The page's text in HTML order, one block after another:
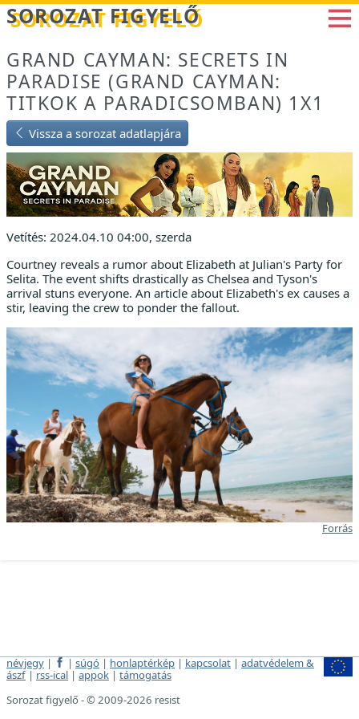
Betöltés...
SOROZAT FIGYELŐ
GRAND CAYMAN: SECRETS IN
PARADISE (GRAND CAYMAN:
TITKOK A PARADICSOMBAN) 1X1
Vissza a sorozat adatlapjára
Vetítés: 2024.04.10 04:00, szerda
Courtney reveals a rumor about Elizabeth at Julian's Party for
Selita. The event shifts drastically as Chelsea and Tyson's
arrival stuns everyone. An article about Elizabeth's ex causes a
stir, leaving the crew to ponder the fallout.
Forrás
névjegy | | súgó | honlaptérkép | kapcsolat | adatvédelem &
ászf | rss-ical | appok | támogatás
Sorozat figyelő - © 2009-2026 resist